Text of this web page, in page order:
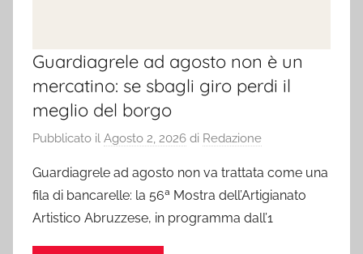
Guardiagrele ad agosto non è un
mercatino: se sbagli giro perdi il
meglio del borgo
Pubblicato il Agosto 2, 2026 di Redazione
Guardiagrele ad agosto non va trattata come una
fila di bancarelle: la 56ª Mostra dell’Artigianato
Artistico Abruzzese, in programma dall’1